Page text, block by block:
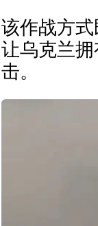
该作战方
让乌克兰
击。